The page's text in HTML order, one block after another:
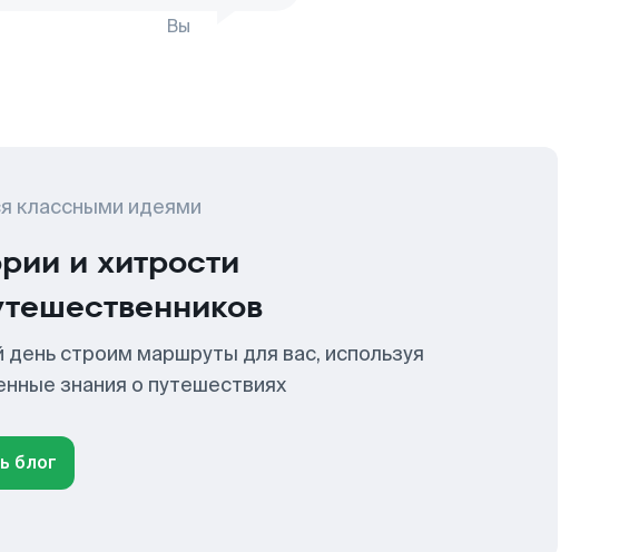
Вы
классными идеями
и хитрости
строим маршруты для вас, используя
знания о путешествиях
блог